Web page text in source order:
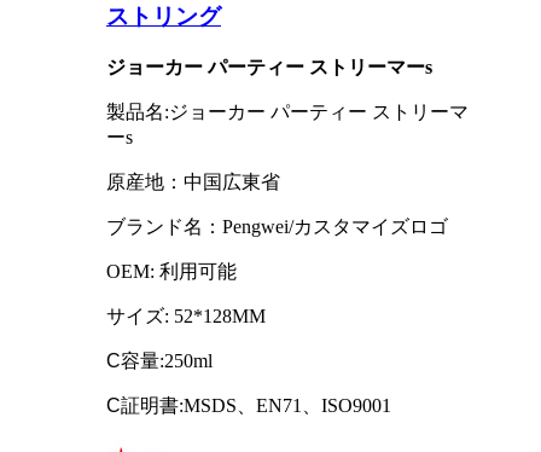
ストリング
ジョーカー パーティー ストリーマーs
製品名:ジョーカー パーティー ストリーマ
ーs
原産地：中国広東省
ブランド名：Pengwei/カスタマイズロゴ
OEM: 利用可能
サイズ: 52*128MM
C容量:250ml
C証明書:MSDS、EN71、ISO9001